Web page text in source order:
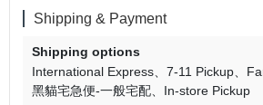
Shipping & Payment
Shipping options
International Express
7-11 Pickup
黑貓宅急便-一般宅配
In-store Pickup